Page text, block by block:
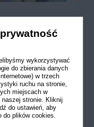
wykorzystywać
do zbierania danych
w trzech
ruchu na stronie,
miejscach w
stronie. Kliknij
do ustawień, aby
do plików cookies.